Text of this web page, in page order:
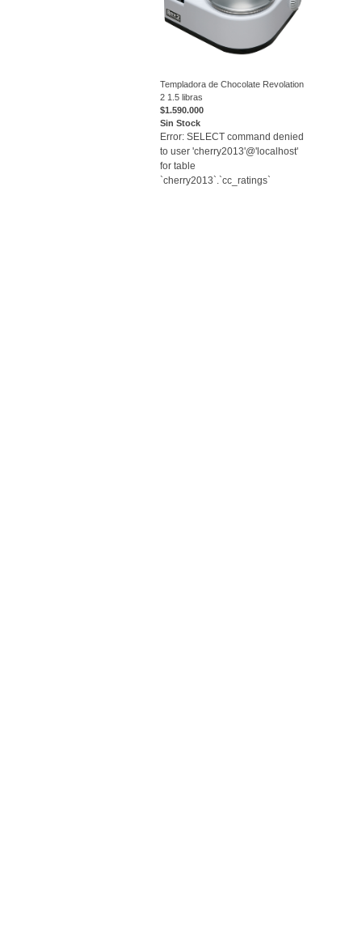
Templadora de Chocolate Revolation
2 1.5 libras
$1.590.000
Sin Stock
Error: SELECT command denied
to user 'cherry2013'@'localhost'
for table
`cherry2013`.`cc_ratings`